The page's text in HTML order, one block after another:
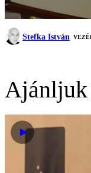
Stefka István
Ajánljuk